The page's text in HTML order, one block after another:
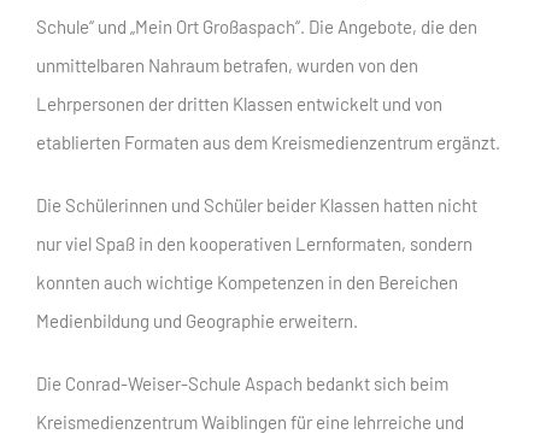
Schule“ und „Mein Ort Großaspach“. Die Angebote, die den
unmittelbaren Nahraum betrafen, wurden von den
Lehrpersonen der dritten Klassen entwickelt und von
etablierten Formaten aus dem Kreismedienzentrum ergänzt.
Die Schülerinnen und Schüler beider Klassen hatten nicht
nur viel Spaß in den kooperativen Lernformaten, sondern
konnten auch wichtige Kompetenzen in den Bereichen
Medienbildung und Geographie erweitern.
Die Conrad-Weiser-Schule Aspach bedankt sich beim
Kreismedienzentrum Waiblingen für eine lehrreiche und